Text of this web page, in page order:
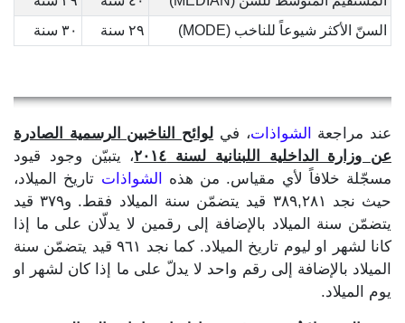
السنّ الأكثر شيوعاً للناخب (MODE)
٢٩ سنة ٣٠ سنة
عند مراجعة الشواذات، في لوائح الناخبين الرسمية الصادرة
عن وزارة الداخلية اللبنانية لسنة ٢٠١٤
، يتبيّن وجود قيود
مسجّلة خلافاً لأي مقياس. من هذه
الشواذات تاريخ الميلاد،
حيث نجد ٣٨٩,٢٨١ قيد يتضمّن سنة الميلاد فقط. و٣٧٩ قيد
يتضمّن سنة الميلاد بالإضافة إلى رقمين لا يدلّان على ما إذا
كانا لشهر او ليوم تاريخ الميلاد. كما نجد ٩٦١ قيد يتضمّن سنة
الميلاد بالإضافة إلى رقم واحد لا يدلّ على ما إذا كان لشهر او
يوم الميلاد.